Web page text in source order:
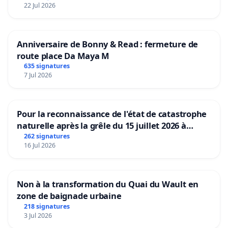
ATTENTION pour valider votre signature, vous
info@petitionenligne.beSi vous ne confirmez
pas votre participation, votre signature ne sera
pas prise en compte.
Pour toute information relative à cette pétition,
n'hésitez pas à nous contacter par email.
22 Jul 2026
Anniversaire de Bonny & Read : fermeture de
route place Da Maya M
635 signatures
7 Jul 2026
Pour la reconnaissance de l'état de catastrophe
naturelle après la grêle du 15 juillet 2026 à
Aubenas et ses alentours
262 signatures
16 Jul 2026
Non à la transformation du Quai du Wault en
zone de baignade urbaine
218 signatures
3 Jul 2026